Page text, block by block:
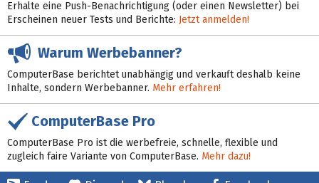
Erhalte eine Push-Benachrichtigung (oder einen Newsletter) bei
Erscheinen neuer Tests und Berichte: Jetzt anmelden!
Warum Werbebanner?
ComputerBase berichtet unabhängig und verkauft deshalb keine
Inhalte, sondern Werbebanner. Mehr erfahren!
ComputerBase Pro
ComputerBase Pro ist die werbefreie, schnelle, flexible und
zugleich faire Variante von ComputerBase. Mehr dazu!